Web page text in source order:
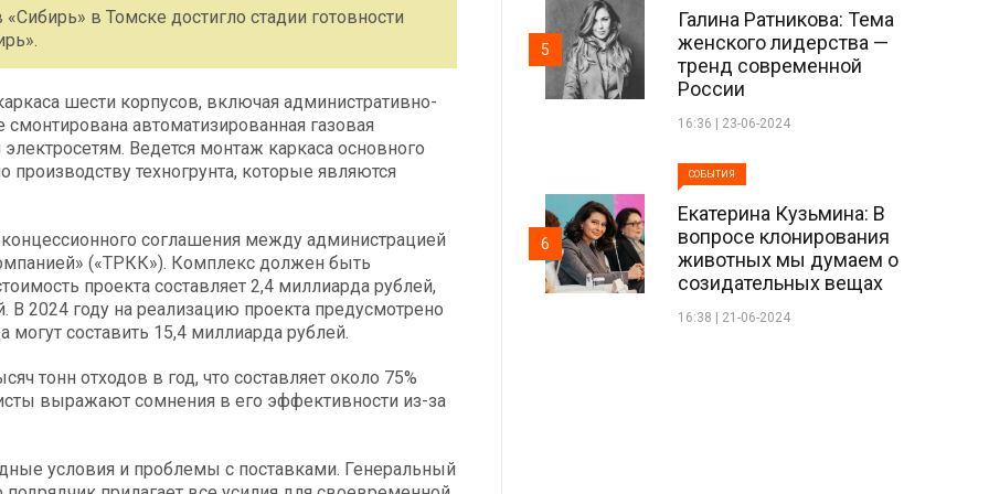
в Томске достигло стадии готовности
шести корпусов, включая административно-
автоматизированная газовая
Ведется монтаж каркаса основного
производству техногрунта, которые являются
соглашения между администрацией
(«ТРКК»). Комплекс должен быть
проекта составляет 2,4 миллиарда рублей,
2024 году на реализацию проекта предусмотрено
составить 15,4 миллиарда рублей.
тонн отходов в год, что составляет около 75%
выражают сомнения в его эффективности из-за
условия и проблемы с поставками. Генеральный
Галина Ратникова: Тема
женского лидерства —
тренд современной
России
16:36 | 23-06-2024
5
СОБЫТИЯ
Екатерина Кузьмина: В
вопросе клонирования
животных мы думаем о
созидательных вещах
16:38 | 21-06-2024
6